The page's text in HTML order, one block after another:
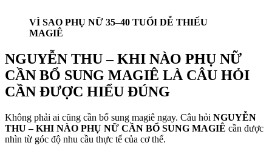
VÌ SAO PHỤ NỮ 35–40 TUỔI DỄ THIẾU
MAGIÊ
NGUYỄN THU – KHI NÀO PHỤ NỮ
CẦN BỔ SUNG MAGIÊ LÀ CÂU HỎI
CẦN ĐƯỢC HIỂU ĐÚNG
Không phải ai cũng cần bổ sung magiê ngay. Câu hỏi NGUYỄN
THU – KHI NÀO PHỤ NỮ CẦN BỔ SUNG MAGIÊ cần được
nhìn từ góc độ nhu cầu thực tế của cơ thể.